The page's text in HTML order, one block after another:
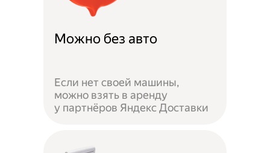
Можно без авто
Если нет своей машины,
можно взять в аренду
у партнёров Яндекс Доставки